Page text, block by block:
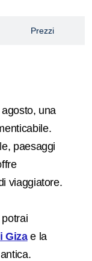
Prezzi
una
paesaggi
viaggiatore.
Gizae la